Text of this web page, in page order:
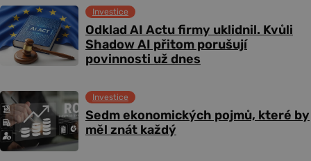
Odklad AI Actu firmy uklidnil. Kvůli
Shadow AI přitom porušují
povinnosti už dnes
Investice
Sedm ekonomických pojmů, které by
měl znát každý
Investice